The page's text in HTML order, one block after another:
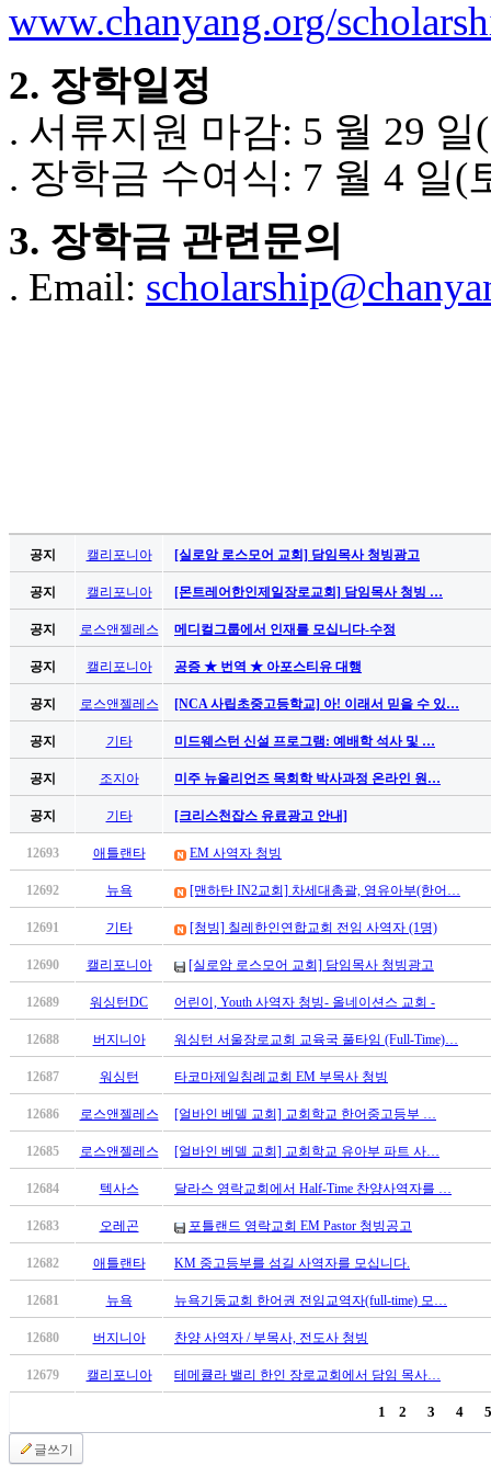
www.chanyang.org/
2. 장학일정
. 서류지원 마감: 5 월 29 일
. 장학금 수여식: 7 월 4 일(
3. 장학금 관련문의
. Email:
공지 캘리포니아 [실로암 로스모어 교회] 담임목사 청빙광고
공지 캘리포니아 [몬트레어한인제일장로교회] 담임목사 청빙 …
공지 로스앤젤레스 메디컬그룹에서 인재를 모십니다-수정
공지 캘리포니아 공증 ★ 번역 ★ 아포스티유 대행
공지 로스앤젤레스 [NCA 사립초중고등학교] 아! 이래서 믿을 수 있…
공지 기타 미드웨스턴 신설 프로그램: 예배학 석사 및 …
공지 조지아 미주 뉴올리언즈 목회학 박사과정 온라인 원…
공지 기타 [크리스천잡스 유료광고 안내]
12693 애틀랜타 EM 사역자 청빙
12692 뉴욕 [맨하탄 IN2교회] 차세대총괄, 영유아부(한어…
12691 기타 [청빙] 칠레한인연합교회 전임 사역자 (1명)
12690 캘리포니아 [실로암 로스모어 교회] 담임목사 청빙광고
12689 워싱턴DC 어린이, Youth 사역자 청빙- 올네이션스 교회 -
12688 버지니아 워싱턴 서울장로교회 교육국 풀타임 (Full-Time)…
12687 워싱턴 타코마제일침례교회 EM 부목사 청빙
12686 로스앤젤레스 [얼바인 베델 교회] 교회학교 한어중고등부 …
12685 로스앤젤레스 [얼바인 베델 교회] 교회학교 유아부 파트 사…
12684 텍사스 달라스 영락교회에서 Half-Time 찬양사역자를 …
12683 오레곤 포틀랜드 영락교회 EM Pastor 청빙공고
12682 애틀랜타 KM 중고등부를 섬길 사역자를 모십니다.
12681 뉴욕 뉴욕기둥교회 한어권 전임교역자(full-time) 모…
12680 버지니아 찬양 사역자 / 부목사, 전도사 청빙
12679 캘리포니아 테메큘라 밸리 한인 장로교회에서 담임 목사…
1 2 3 4 5
글쓰기